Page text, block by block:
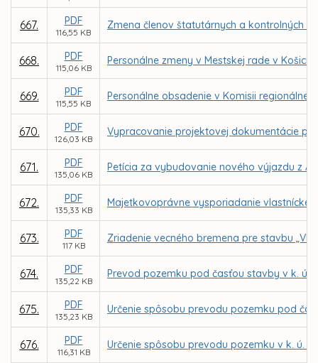
667. PDF
116,55 KB
Zmena členov štatutárnych a kontrolných
668. PDF
115,06 KB
Personálne zmeny v Mestskej rade v
669. PDF
115,55 KB
Personálne obsadenie v Komisii
670. PDF
126,03 KB
Vypracovanie projektovej dokumentácie
671. PDF
135,06 KB
Petícia za vybudovanie nového výjazdu z
672. PDF
135,33 KB
Majetkovoprávne vysporiadanie
673. PDF
117 KB
Zriadenie vecného bremena pre stavbu
674. PDF
135,22 KB
Prevod pozemku pod časťou stavby v k. ú.
675. PDF
135,23 KB
Určenie spôsobu prevodu pozemku pod
676. PDF
116,31 KB
Určenie spôsobu prevodu pozemku v k. ú.